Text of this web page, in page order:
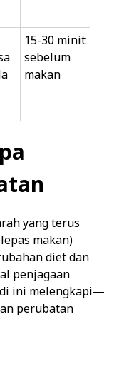
15-30 minit
sebelum
makan
yang terus
makan)
diet dan
penjagaan
ini melengkapi—
perubatan